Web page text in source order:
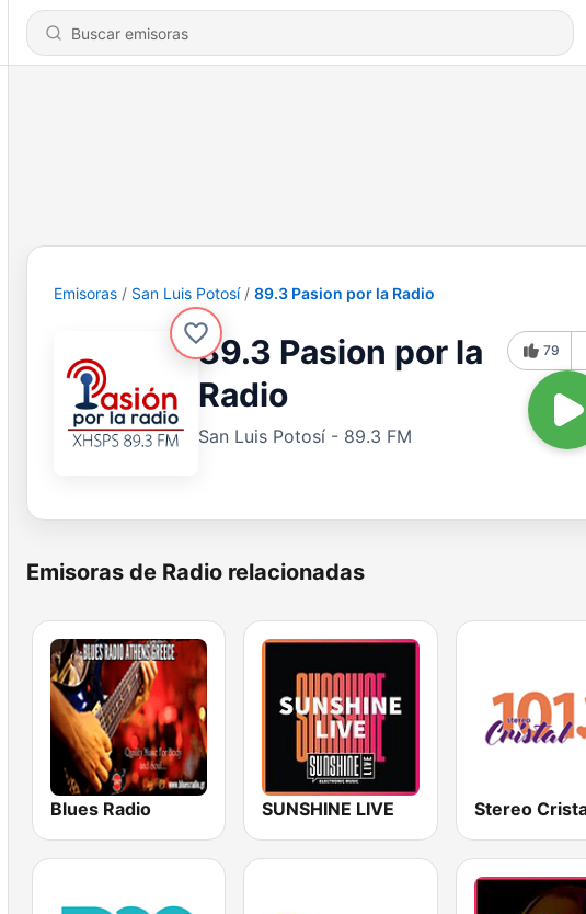
Emisoras San Luis Potosí 89.3 Pasion por la Radio
89.3 Pasion por la
Radio
San Luis Potosí - 89.3 FM
79
Emisoras de Radio relacionadas
Blues Radio SUNSHINE LIVE